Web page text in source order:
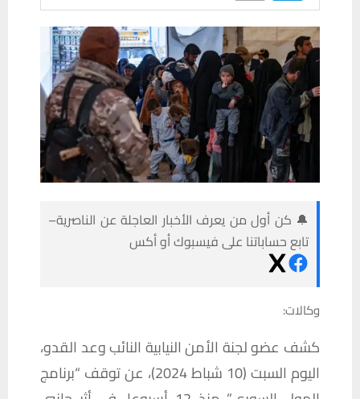
🔔 كن أول من يعرف الأخبار العاجلة عن الناصرية–
تابع حساباتنا على فيسبوك أو أكس
وكالات:
كشف عضولجنة الأمنالنيابية النائبوعد القدو،
اليوم السبت(10 شباط ، عنتوقف “برنامج